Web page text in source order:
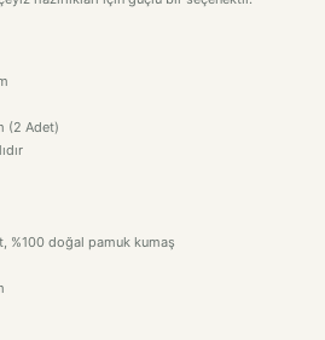
(2 Adet)
%100 doğal pamuk kumaş